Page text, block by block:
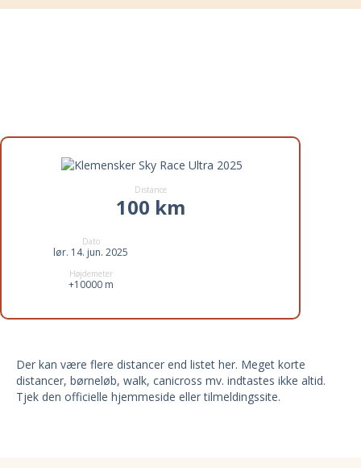
Distance
100 km
Dato
lør. 14. jun. 2025
Højdemeter
+10000 m
Der kan være flere distancer end listet her. Meget korte
distancer, børneløb, walk, canicross mv. indtastes ikke altid.
Tjek den officielle hjemmeside eller tilmeldingssite.